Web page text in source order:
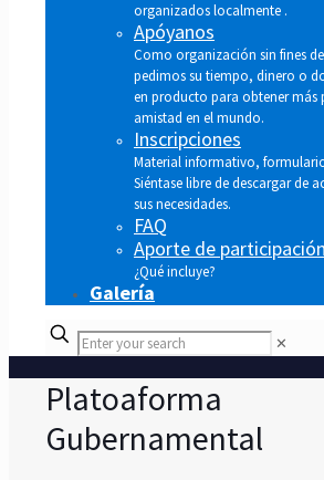
organizados localmente .
Apóyanos
Como organización sin fines
pedimos su tiempo, dinero o
en producto para obtener más
amistad en el mundo.
Inscripciones
Material informativo,
Siéntase libre de descargar de
sus necesidades.
FAQ
Aporte de
¿Qué incluye?
Galería
✕
Platoaforma
Gubernamental